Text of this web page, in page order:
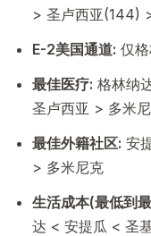
> 圣卢西亚(144)
E-2美国通道: 仅
最佳医疗: 格林纳
圣卢西亚 > 多米
最佳外籍社区: 安
> 多米尼克
生活成本(最低到
达 < 安提瓜 < 圣